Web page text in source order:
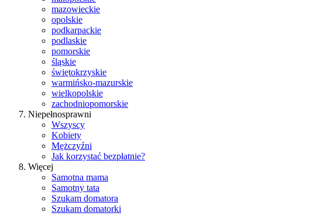
mazowieckie
opolskie
podkarpackie
podlaskie
pomorskie
śląskie
świętokrzyskie
warmińsko-mazurskie
wielkopolskie
zachodniopomorskie
Niepełnosprawni
Wszyscy
Kobiety
Mężczyźni
Jak korzystać bezpłatnie?
Więcej
Samotna mama
Samotny tata
Szukam domatora
Szukam domatorki